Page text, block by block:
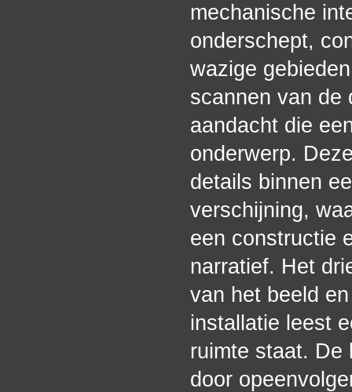
mechanische
onderschept,
wazige
scannen van de
aandacht die
onderwerp.
details binnen
verschijning,
een constructie
narratief. Het
van het beeld
installatie leest
ruimte staat. De
door